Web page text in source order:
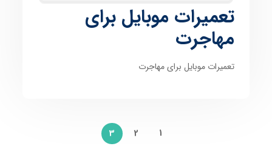
تعمیرات موبایل برای
مهاجرت
تعمیرات موبایل برای مهاجرت
1
2
3